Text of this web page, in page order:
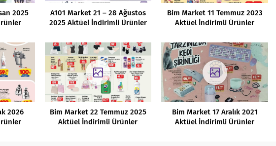
2025
A101 Market 21 – 28 Ağustos
2025 Aktüel İndirimli Ürünler
Bim Market 11 Temmuz 2023
Aktüel İndirimli Ürünler
2026
Bim Market 22 Temmuz 2025
Aktüel İndirimli Ürünler
Bim Market 17 Aralık 2021
Aktüel İndirimli Ürünler